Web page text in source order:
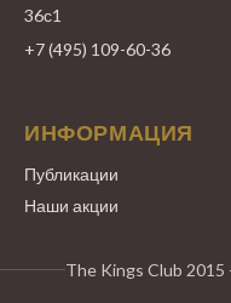
36с1
+7 (495) 109-60-36
ИНФОРМАЦИЯ
Публикации
Наши акции
The Kings Club